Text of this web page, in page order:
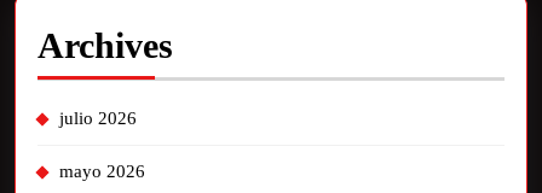
Archives
julio 2026
mayo 2026